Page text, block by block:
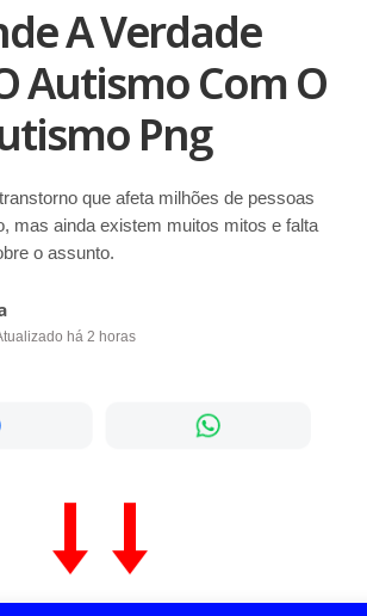
A Verdade
Autismo Com O
Png
que afeta milhões de pessoas
mas ainda existem muitos mitos e falta
o assunto.
há 2 horas